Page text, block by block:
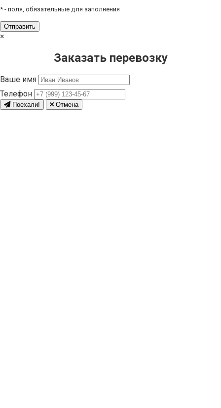
* - поля, обязательные для заполнения
×
Заказать перевозку
Ваше имя
Телефон
Поехали! Отмена